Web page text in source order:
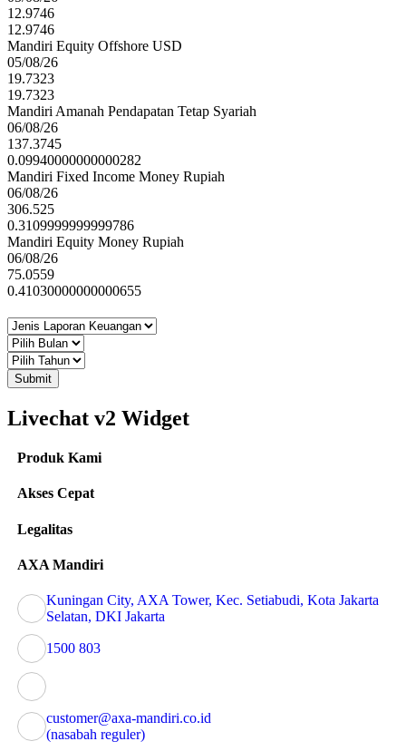
12.9746
12.9746
Mandiri Equity Offshore USD
05/08/26
19.7323
19.7323
Mandiri Amanah Pendapatan Tetap Syariah
06/08/26
137.3745
0.09940000000000282
Mandiri Fixed Income Money Rupiah
06/08/26
306.525
0.3109999999999786
Mandiri Equity Money Rupiah
06/08/26
75.0559
0.41030000000000655
Submit
Livechat v2 Widget
Produk Kami
Akses Cepat
Legalitas
AXA Mandiri
Kuningan City, AXA Tower, Kec. Setiabudi, Kota Jakarta
Selatan, DKI Jakarta
1500 803
customer@axa-mandiri.co.id
(nasabah reguler)